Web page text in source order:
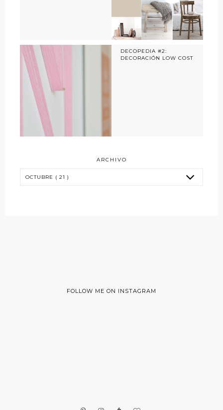
DECOPEDIA #2:
DECORACIÓN LOW COST
ARCHIVO
FOLLOW ME ON INSTAGRAM